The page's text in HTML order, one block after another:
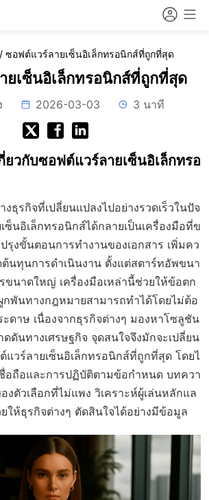
/ ซอฟต์แวร์ลายเซ็นอิเล็กทรอนิกส์ที่ถูกที่สุด
ยเซ็นอิเล็กทรอนิกส์ที่ถูกที่สุด
2026-03-03 3 นาที
ยวกับซอฟต์แวร์ลายเซ็นอิเล็กทรอ
ธุรกิจที่เปลี่ยนแปลงไปอย่างรวดเร็วในปัจ
ซ็นอิเล็กทรอนิกส์ได้กลายเป็นเครื่องมือที่ข
รุงขั้นตอนการทำงานของเอกสาร เพิ่มคว
นทุนการดำเนินงาน ตั้งแต่สตาร์ทอัพขนา
ขนาดใหญ่ เครื่องมือเหล่านี้ช่วยให้ข้อตก
พันทางกฎหมายสามารถทำได้โดยไม่ต้อ
ะดาษ เนื่องจากธุรกิจต่างๆ มองหาโซลูชัน
ดันทางเศรษฐกิจ จุดสนใจจึงมักจะเปลี่ยน
วร์ลายเซ็นอิเล็กทรอนิกส์ที่ถูกที่สุด โดยไ
อถือและการปฏิบัติตามข้อกำหนด บทควา
ตัวเลือกที่ไม่แพง วิเคราะห์ผู้เล่นหลักแล
ให้ธุรกิจต่างๆ ตัดสินใจได้อย่างมีข้อมูล